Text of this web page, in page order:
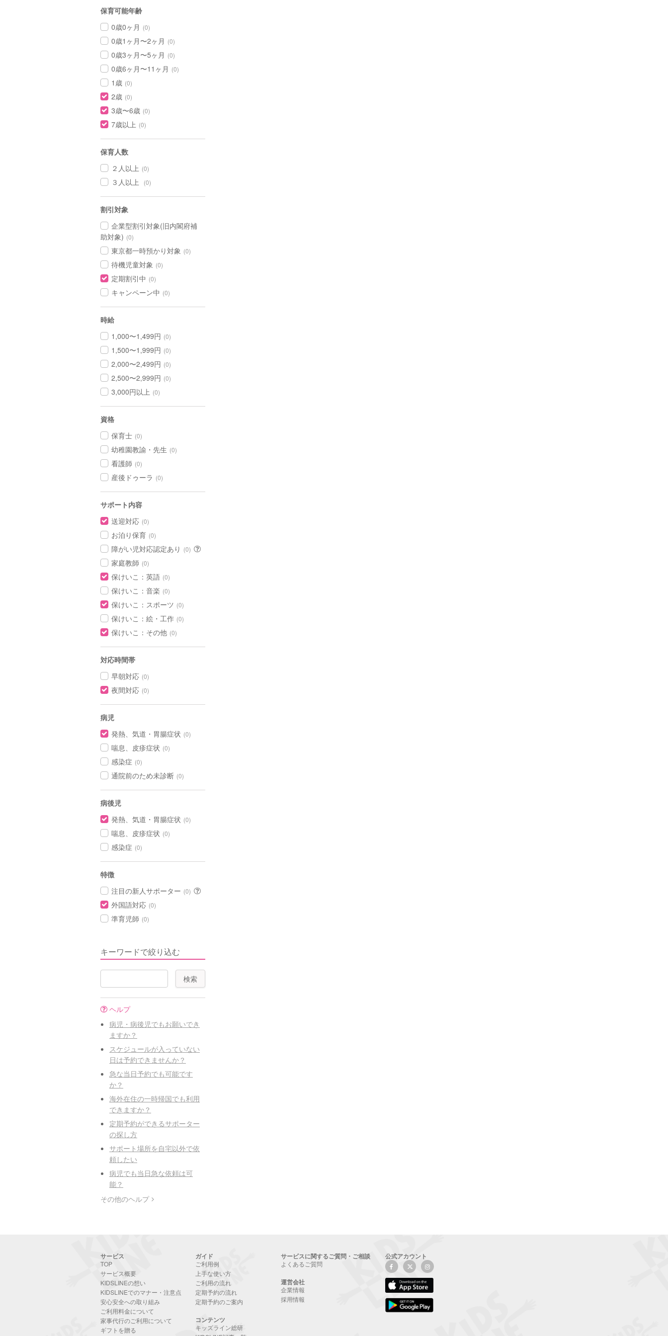
保育可能年齢
0歳0ヶ月 (0)
0歳1ヶ月〜2ヶ月 (0)
0歳3ヶ月〜5ヶ月 (0)
0歳6ヶ月〜11ヶ月 (0)
1歳 (0)
2歳 (0)
3歳〜6歳 (0)
7歳以上 (0)
保育人数
２人以上 (0)
３人以上 (0)
割引対象
企業型割引対象(旧内閣府補
助対象) (0)
東京都一時預かり対象 (0)
待機児童対象 (0)
定期割引中 (0)
キャンペーン中 (0)
時給
1,000〜1,499円 (0)
1,500〜1,999円 (0)
2,000〜2,499円 (0)
2,500〜2,999円 (0)
3,000円以上 (0)
資格
保育士 (0)
幼稚園教諭・先生 (0)
看護師 (0)
産後ドゥーラ (0)
サポート内容
送迎対応 (0)
お泊り保育 (0)
障がい児対応認定あり (0)
家庭教師 (0)
保けいこ：英語 (0)
保けいこ：音楽 (0)
保けいこ：スポーツ (0)
保けいこ：絵・工作 (0)
保けいこ：その他 (0)
対応時間帯
早朝対応 (0)
夜間対応 (0)
病児
発熱、気道・胃腸症状 (0)
喘息、皮疹症状 (0)
感染症 (0)
通院前のため未診断 (0)
病後児
発熱、気道・胃腸症状 (0)
喘息、皮疹症状 (0)
感染症 (0)
特徴
注目の新人サポーター (0)
外国語対応 (0)
準育児師 (0)
キーワードで絞り込む
ヘルプ
病児・病後児でもお願いでき
ますか？
スケジュールが入っていない
日は予約できませんか？
急な当日予約でも可能です
か？
海外在住の一時帰国でも利用
できますか？
定期予約ができるサポーター
の探し方
サポート場所を自宅以外で依
頼したい
病児でも当日急な依頼は可
能？
その他のヘルプ
サービス
TOP
サービス概要
KIDSLINEの想い
KIDSLINEでのマナー・注意点
安心安全への取り組み
ご利用料金について
家事代行のご利用について
ギフトを贈る
ガイド
ご利用例
上手な使い方
ご利用の流れ
定期予約の流れ
定期予約のご案内
コンテンツ
キッズライン総研
サービスに関するご質問・ご相談
よくあるご質問
運営会社
企業情報
採用情報
公式アカウント